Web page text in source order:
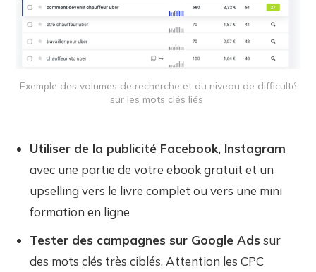
Exemple des volumes de recherche et du niveau de difficulté
sur les mots clés liés
Utiliser de la publicité Facebook, Instagram
avec une partie de votre ebook gratuit et un
upselling vers le livre complet ou vers une mini
formation en ligne
Tester des campagnes sur Google Ads sur
des mots clés très ciblés. Attention les CPC